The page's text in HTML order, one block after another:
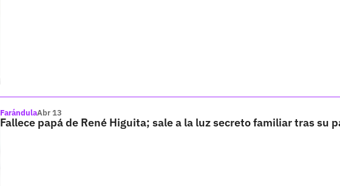
FarándulaAbr 13
Fallece papá de René Higuita; sale a la luz secreto familiar tras su